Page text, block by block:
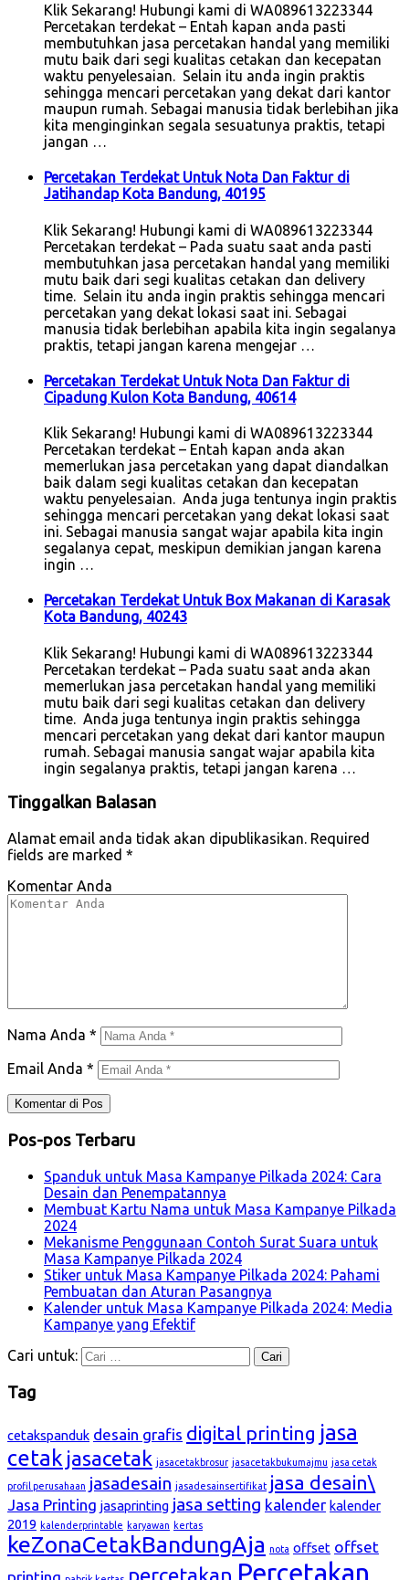
Klik Sekarang! Hubungi kami di WA089613223344
Percetakan terdekat – Entah kapan anda pasti
membutuhkan jasa percetakan handal yang memiliki
mutu baik dari segi kualitas cetakan dan kecepatan
waktu penyelesaian. Selain itu anda ingin praktis
sehingga mencari percetakan yang dekat dari kantor
maupun rumah. Sebagai manusia tidak berlebihan jika
kita menginginkan segala sesuatunya praktis, tetapi
jangan …
Percetakan Terdekat Untuk Nota Dan Faktur di
Jatihandap Kota Bandung, 40195
Klik Sekarang! Hubungi kami di WA089613223344
Percetakan terdekat – Pada suatu saat anda pasti
membutuhkan jasa percetakan handal yang memiliki
mutu baik dari segi kualitas cetakan dan delivery
time. Selain itu anda ingin praktis sehingga mencari
percetakan yang dekat lokasi saat ini. Sebagai
manusia tidak berlebihan apabila kita ingin segalanya
praktis, tetapi jangan karena mengejar …
Percetakan Terdekat Untuk Nota Dan Faktur di
Cipadung Kulon Kota Bandung, 40614
Klik Sekarang! Hubungi kami di WA089613223344
Percetakan terdekat – Entah kapan anda akan
memerlukan jasa percetakan yang dapat diandalkan
baik dalam segi kualitas cetakan dan kecepatan
waktu penyelesaian. Anda juga tentunya ingin praktis
sehingga mencari percetakan yang dekat lokasi saat
ini. Sebagai manusia sangat wajar apabila kita ingin
segalanya cepat, meskipun demikian jangan karena
ingin …
Percetakan Terdekat Untuk Box Makanan di Karasak
Kota Bandung, 40243
Klik Sekarang! Hubungi kami di WA089613223344
Percetakan terdekat – Pada suatu saat anda akan
memerlukan jasa percetakan handal yang memiliki
mutu baik dari segi kualitas cetakan dan delivery
time. Anda juga tentunya ingin praktis sehingga
mencari percetakan yang dekat dari kantor maupun
rumah. Sebagai manusia sangat wajar apabila kita
ingin segalanya praktis, tetapi jangan karena …
Tinggalkan Balasan
Alamat email anda tidak akan dipublikasikan. Required
fields are marked *
Komentar Anda
Nama Anda *
Email Anda *
Pos-pos Terbaru
Spanduk untuk Masa Kampanye Pilkada 2024: Cara
Desain dan Penempatannya
Membuat Kartu Nama untuk Masa Kampanye Pilkada
2024
Mekanisme Penggunaan Contoh Surat Suara untuk
Masa Kampanye Pilkada 2024
Stiker untuk Masa Kampanye Pilkada 2024: Pahami
Pembuatan dan Aturan Pasangnya
Kalender untuk Masa Kampanye Pilkada 2024: Media
Kampanye yang Efektif
Cari untuk:
Tag
cetakspanduk desain grafis digital printing jasa
cetak jasacetak jasacetakbrosur jasacetakbukumajmu jasa cetak
profil perusahaan jasadesain jasadesainsertifikat jasa desain\
Jasa Printing jasaprinting jasa setting kalender kalender
2019 kalenderprintable karyawan kertas
keZonaCetakBandungAja nota offset offset
percetakan Percetakan